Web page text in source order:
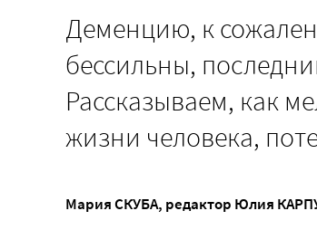
Деменцию, к
бессильны,
Рассказываем, как
жизни человека,
Мария СКУБА, редактор Юлия